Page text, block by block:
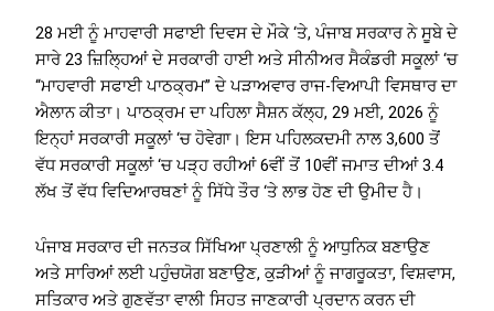
28 ਮਈ ਨੂੰ ਮਾਹਵਾਰੀ ਸਫਾਈ ਦਿਵਸ ਦੇ ਮੌਕੇ ‘ਤੇ, ਪੰਜਾਬ ਸਰਕਾਰ ਨੇ ਸੂਬੇ ਦੇ
ਸਾਰੇ 23 ਜ਼ਿਲ੍ਹਿਆਂ ਦੇ ਸਰਕਾਰੀ ਹਾਈ ਅਤੇ ਸੀਨੀਅਰ ਸੈਕੰਡਰੀ ਸਕੂਲਾਂ ‘ਚ
“ਮਾਹਵਾਰੀ ਸਫਾਈ ਪਾਠਕ੍ਰਮ” ਦੇ ਪੜਾਅਵਾਰ ਰਾਜ-ਵਿਆਪੀ ਵਿਸਥਾਰ ਦਾ
ਐਲਾਨ ਕੀਤਾ। ਪਾਠਕ੍ਰਮ ਦਾ ਪਹਿਲਾ ਸੈਸ਼ਨ ਕੱਲ੍ਹ, 29 ਮਈ, 2026 ਨੂੰ
ਇਨ੍ਹਾਂ ਸਰਕਾਰੀ ਸਕੂਲਾਂ ‘ਚ ਹੋਵੇਗਾ। ਇਸ ਪਹਿਲਕਦਮੀ ਨਾਲ 3,600 ਤੋਂ
ਵੱਧ ਸਰਕਾਰੀ ਸਕੂਲਾਂ ‘ਚ ਪੜ੍ਹ ਰਹੀਆਂ 6ਵੀਂ ਤੋਂ 10ਵੀਂ ਜਮਾਤ ਦੀਆਂ 3.4
ਲੱਖ ਤੋਂ ਵੱਧ ਵਿਦਿਆਰਥਣਾਂ ਨੂੰ ਸਿੱਧੇ ਤੌਰ ‘ਤੇ ਲਾਭ ਹੋਣ ਦੀ ਉਮੀਦ ਹੈ।
ਪੰਜਾਬ ਸਰਕਾਰ ਦੀ ਜਨਤਕ ਸਿੱਖਿਆ ਪ੍ਰਣਾਲੀ ਨੂੰ ਆਧੁਨਿਕ ਬਣਾਉਣ
ਅਤੇ ਸਾਰਿਆਂ ਲਈ ਪਹੁੰਚਯੋਗ ਬਣਾਉਣ, ਕੁੜੀਆਂ ਨੂੰ ਜਾਗਰੂਕਤਾ, ਵਿਸ਼ਵਾਸ,
ਸਤਿਕਾਰ ਅਤੇ ਗੁਣਵੱਤਾ ਵਾਲੀ ਸਿਹਤ ਜਾਣਕਾਰੀ ਪ੍ਰਦਾਨ ਕਰਨ ਦੀ